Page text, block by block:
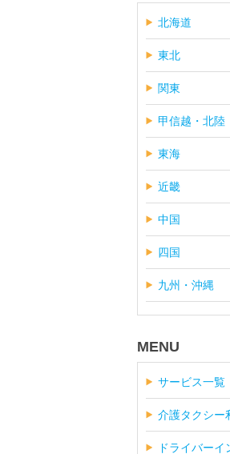
北海道
東北
関東
甲信越・北陸
東海
近畿
中国
四国
九州・沖縄
MENU
サービス一覧
介護タクシー
ドライバーイ